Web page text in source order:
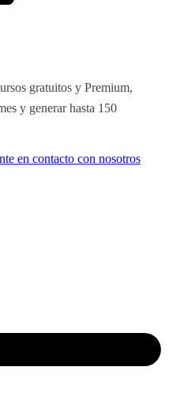
gratuitos y Premium,
y generar hasta 150
en contacto con nosotros